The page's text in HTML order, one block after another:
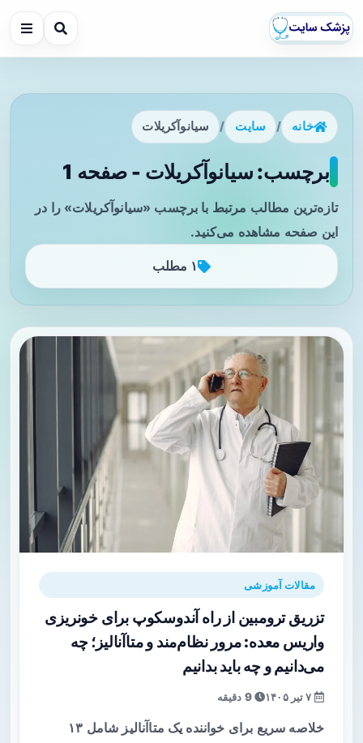
خانه / سایت / سیانوآکریلات
برچسب: سیانوآکریلات - صفحه 1
تازه‌ترین مطالب مرتبط با برچسب «سیانوآکریلات» را در
این صفحه مشاهده می‌کنید.
۱ مطلب
مقالات آموزشی
تزریق ترومبین از راه آندوسکوپ برای خونریزی
واریس معده: مرور نظام‌مند و متاآنالیز؛ چه
می‌دانیم و چه باید بدانیم
9 دقیقه
خلاصه سریع برای خواننده یک متاآنالیز شامل ۱۳